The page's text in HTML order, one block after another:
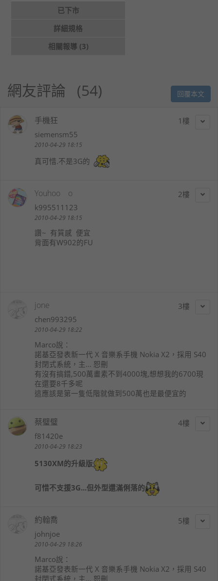
已下市
詳細規格
相關報導 (3)
網友評論 54 回覆本文
1
手機狂
siemensm55
2010-04-29 18:15
真可惜.不是3G的
2
Youhoo o
k995511123
2010-04-29 18:15
讚~ 有質感 便宜
背面有W902的FU
3
jone
chen993295
2010-04-29 18:22
Marco說：
諾基亞發表新一代 X 音樂系手機 Nokia X2，採用 S40
封閉式系統，主... 恕刪
有沒有搞錯,500萬畫素不到4000塊,想想我的6700現
在還要8千多呢
這應該是第一隻低階就做到500萬也是最便宜的
4
蔡璧璧
f81420e
2010-04-29 18:23
5130XM的升級版
可惜不支援3G...但外型還滿俐落的
5
約翰喬
johnjoe
2010-04-29 18:26
Marco說：
諾基亞發表新一代 X 音樂系手機 Nokia X2，採用 S40
封閉式系統，主... 恕刪